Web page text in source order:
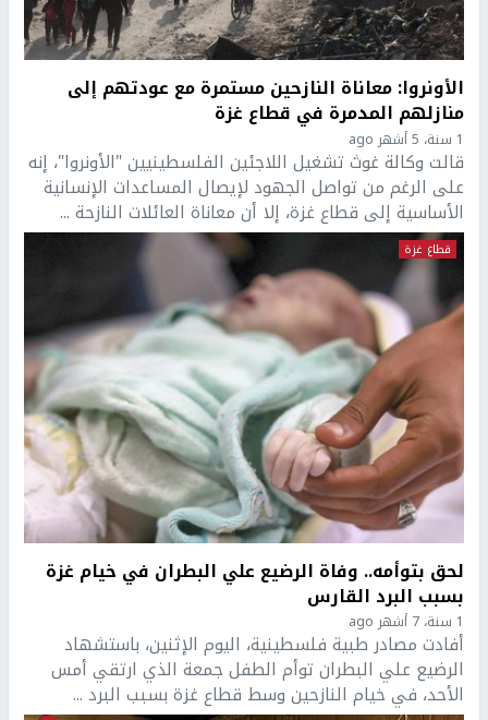
الأونروا: معاناة النازحين مستمرة مع عودتهم إلى
منازلهم المدمرة في قطاع غزة
1 سنة، 5 أشهر ago
قالت وكالة غوث تشغيل اللاجئين الفلسطينيين "الأونروا"، إنه
على الرغم من تواصل الجهود لإيصال المساعدات الإنسانية
الأساسية إلى قطاع غزة، إلا أن معاناة العائلات النازحة ...
قطاع غزة
لحق بتوأمه.. وفاة الرضيع علي البطران في خيام غزة
بسبب البرد القارس
1 سنة، 7 أشهر ago
أفادت مصادر طبية فلسطينية، اليوم الإثنين، باستشهاد
الرضيع علي البطران توأم الطفل جمعة الذي ارتقي أمس
الأحد، في خيام النازحين وسط قطاع غزة بسبب البرد ...